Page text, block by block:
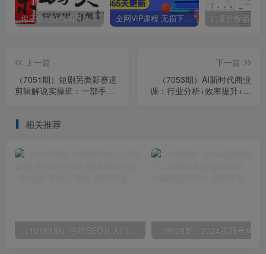
你还在到处找项目？还在当韭菜？我靠卖项目一个月收入5万+，曾经我也是个失败者。 全网VIP课程 无损下载~
上一篇
（7051期）短剧另类新赛道
剪辑解说实操班：一部手机
下一篇
（7053期）AI新时代商业
课：行业分析+效率提升+商
相关推荐